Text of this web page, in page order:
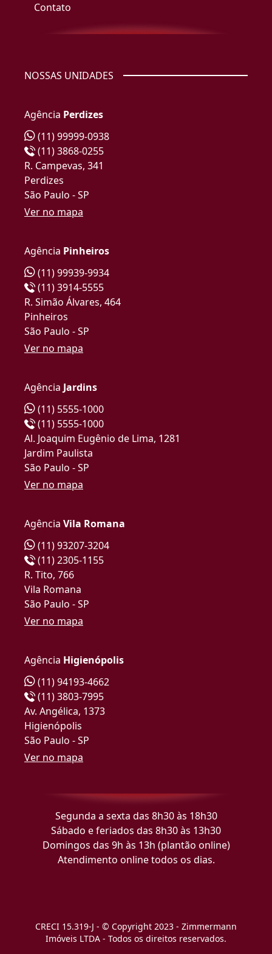
Contato
NOSSAS UNIDADES
Agência Perdizes
(11) 99999-0938
(11) 3868-0255
R. Campevas, 341
Perdizes
São Paulo - SP
Ver no mapa
Agência Pinheiros
(11) 99939-9934
(11) 3914-5555
R. Simão Álvares, 464
Pinheiros
São Paulo - SP
Ver no mapa
Agência Jardins
(11) 5555-1000
(11) 5555-1000
Al. Joaquim Eugênio de Lima, 1281
Jardim Paulista
São Paulo - SP
Ver no mapa
Agência Vila Romana
(11) 93207-3204
(11) 2305-1155
R. Tito, 766
Vila Romana
São Paulo - SP
Ver no mapa
Agência Higienópolis
(11) 94193-4662
(11) 3803-7995
Av. Angélica, 1373
Higienópolis
São Paulo - SP
Ver no mapa
Segunda a sexta das 8h30 às 18h30
Sábado e feriados das 8h30 às 13h30
Domingos das 9h às 13h (plantão online)
Atendimento online todos os dias.
CRECI 15.319-J - © Copyright 2023 - Zimmermann
Imóveis LTDA - Todos os direitos reservados.